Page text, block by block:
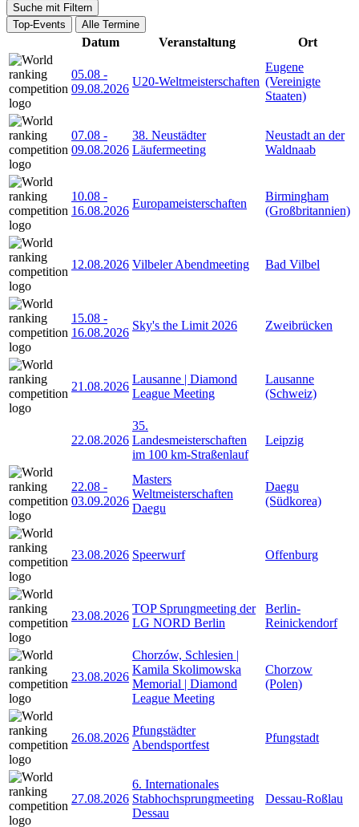
Suche mit Filtern
Top-Events
Alle Termine
Datum Veranstaltung Ort
05.08 -
09.08.2026
U20-Weltmeisterschaften
Eugene
(Vereinigte
Staaten)
07.08 -
09.08.2026
38. Neustädter
Läufermeeting
Neustadt an der
Waldnaab
10.08 -
16.08.2026
Europameisterschaften
Birmingham
(Großbritannien)
12.08.2026 Vilbeler Abendmeeting Bad Vilbel
15.08 -
16.08.2026
Sky's the Limit 2026 Zweibrücken
21.08.2026
Lausanne | Diamond
League Meeting
Lausanne
(Schweiz)
22.08.2026
35.
Landesmeisterschaften
im 100 km-Straßenlauf
Leipzig
22.08 -
03.09.2026
Masters
Weltmeisterschaften
Daegu
Daegu
(Südkorea)
23.08.2026 Speerwurf Offenburg
23.08.2026
TOP Sprungmeeting der
LG NORD Berlin
Berlin-
Reinickendorf
23.08.2026
Chorzów, Schlesien |
Kamila Skolimowska
Memorial | Diamond
League Meeting
Chorzow
(Polen)
26.08.2026
Pfungstädter
Abendsportfest
Pfungstadt
27.08.2026
6. Internationales
Stabhochsprungmeeting
Dessau
Dessau-Roßlau